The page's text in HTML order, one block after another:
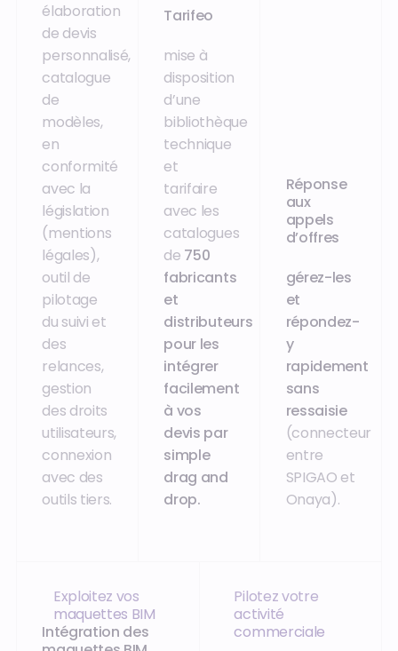
élaboration
de devis
personnalisé,
catalogue
de
modèles,
en
conformité
avec la
législation
(mentions
légales),
outil de
pilotage
du suivi et
des
relances,
gestion
des droits
utilisateurs,
connexion
avec des
outils tiers.
Tarifeo
mise à
disposition
d’une
bibliothèque
technique
et
tarifaire
avec les
catalogues
de 750
fabricants
et
distributeurs
pour les
intégrer
facilement
à vos
devis par
simple
drag and
drop.
Réponse
aux
appels
d’offres
gérez-les
et
répondez-
y
rapidement
sans
ressaisie
(connecteur
entre
SPIGAO et
Onaya).
Exploitez vos
maquettes BIM
Intégration des
Pilotez votre
activité
commerciale